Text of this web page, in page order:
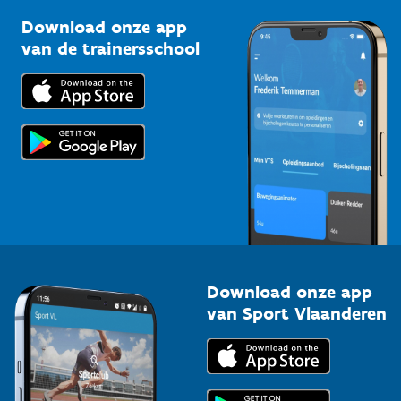
Bedrijven
Trainers en begeleiders
Topsporters
Kennisplatform
Downloads
Voor de pers
Download onze app
van de trainersschool
Download onze app
van Sport Vlaanderen